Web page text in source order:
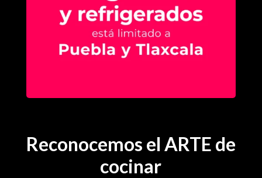
Reconocemos el ARTE de
cocinar